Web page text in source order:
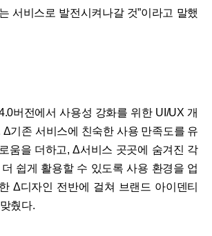
서비스로 발전시켜나갈 것”이라고 말했
버전에서 사용성 강화를 위한 UI/UX 개
Δ기존 서비스에 친숙한 사용 만족도를 유
움을 더하고, Δ서비스 곳곳에 숨겨진 각
쉽게 활용할 수 있도록 사용 환경을 업
Δ디자인 전반에 걸쳐 브랜드 아이덴티
췄다.